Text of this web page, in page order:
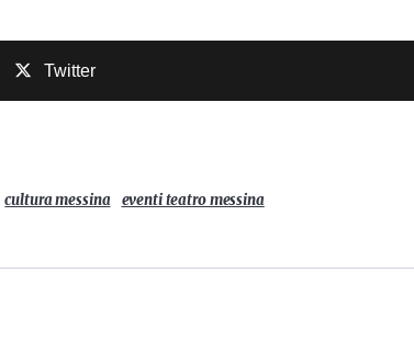
Twitter
cultura messina
eventi teatro messina